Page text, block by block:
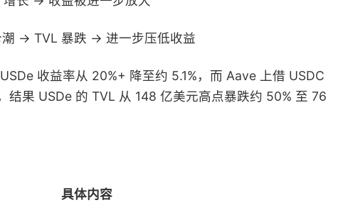
→ TVL 暴跌 → 进一步压低收益
收益率从 20%+ 降至约 5.1%，而 Aave 上借 USDC
结果 USDe 的 TVL 从 148 亿美元高点暴跌约 50% 至 76
具体内容